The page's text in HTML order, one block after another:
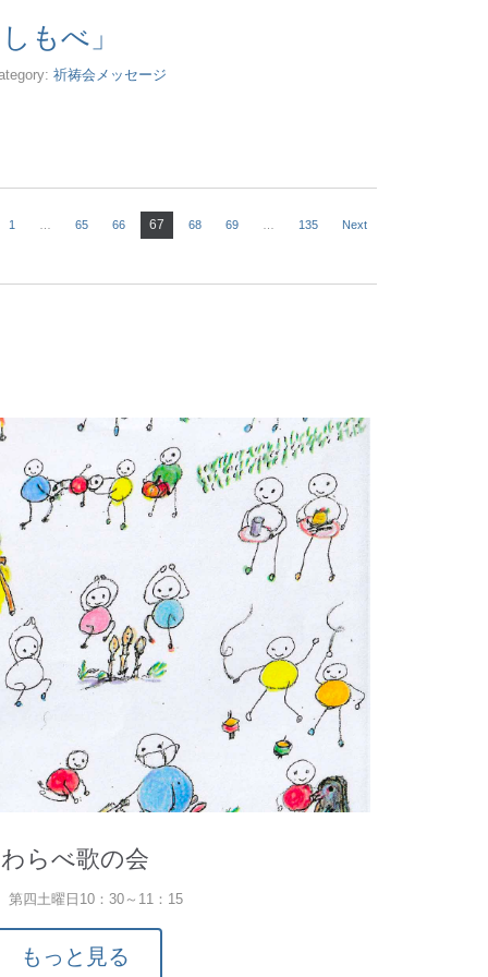
もべ」
祈祷会メッセージ
1 65 66 67 68 69 135 Next
わらべ歌の会
四土曜日 10 ： 30 ～ 11 ： 15
もっと見る